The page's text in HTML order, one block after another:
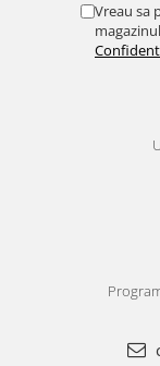
Vreau sa